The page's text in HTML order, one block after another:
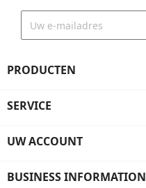
PRODUCTEN
SERVICE
UW ACCOUNT
BUSINESS INFORMATION